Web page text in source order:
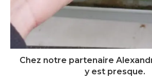
Chez notre partenaire
y est presque.